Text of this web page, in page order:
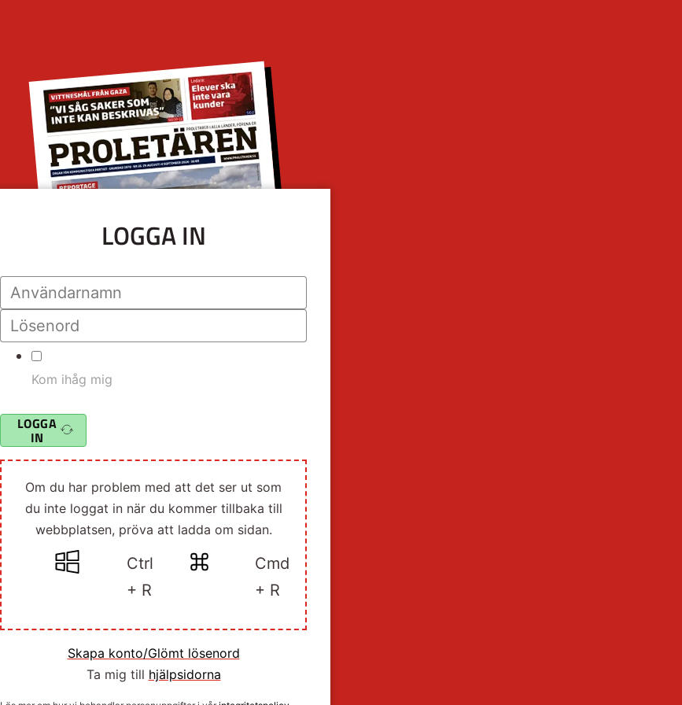
LOGGA IN
Kom ihåg mig
LOGGA
IN
Om du har problem med att det ser ut som
du inte loggat in när du kommer tillbaka till
webbplatsen, pröva att ladda om sidan.
Ctrl
+ R
Cmd
+ R
Skapa konto/Glömt lösenord
Ta mig till hjälpsidorna